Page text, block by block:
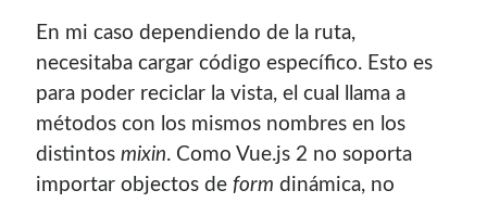
Donate
If you like this website or any of my work, consider to
give a small donation. It will help me to invest time on
creating content for this site.
En mi caso dependiendo de la ruta,
necesitaba cargar código específico. Esto es
para poder reciclar la vista, el cual llama a
métodos con los mismos nombres en los
distintosmixin. Como Vue.js 2 no soporta
importar objectos deform dinámica, no